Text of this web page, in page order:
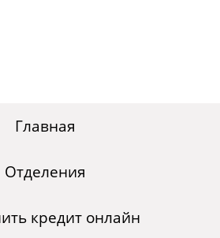
Главная
Отделения
кредит онлайн